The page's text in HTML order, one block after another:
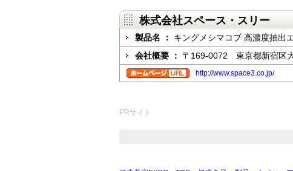
株式会社スペース・スリー
製品名 ： キングメシマコブ 高濃度抽出
会社概要 ： 〒169-0072 東京都新宿区
http://www.space3.co.jp/
PRサイト